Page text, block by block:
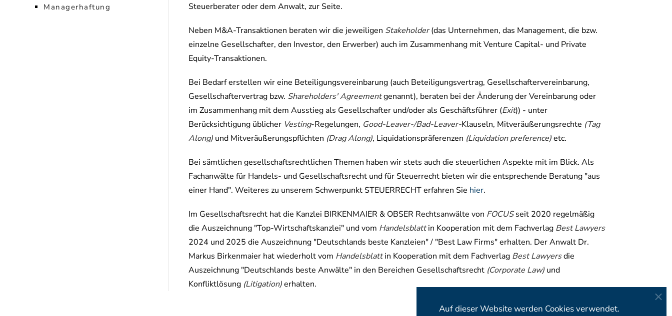
Auf dieser Website werden Cookies verwendet.
Managerhaftung
Steuerberater oder dem Anwalt, zur Seite.
Neben M&A-Transaktionen beraten wir die jeweiligen Stakeholder(das Unternehmen, das Management, die bzw.
einzelne Gesellschafter, den Investor, den Erwerber) auch im Zusammenhang mit Venture Capital- und Private
Equity-Transaktionen.
Bei Bedarf erstellen wir eine Beteiligungsvereinbarung (auch Beteiligungsvertrag, Gesellschaftervereinbarung,
Gesellschaftervertrag bzw. Shareholders' Agreementgenannt), beraten bei der Änderung der Vereinbarung oder
im Zusammenhang mit dem Ausstieg als Gesellschafter und/oder als Geschäftsführer (Exit)) - unter
Berücksichtigung üblicher Vesting-Regelungen, Good-Leaver-/Bad-Leaver-Klauseln, Mitveräußerungsrechte (Tag
Along) und Mitveräußerungspflichten (Drag Along), Liquidationspräferenzen (Liquidation preference)etc.
Bei sämtlichen gesellschaftsrechtlichen Themen haben wir stets auch die steuerlichen Aspekte mit im Blick. Als
Fachanwälte für Handels- und Gesellschaftsrecht und für Steuerrecht bieten wir die entsprechende Beratung "aus
einer Hand". Weiteres zu unserem Schwerpunkt STEUERRECHT erfahren Sie hier.
Im Gesellschaftsrecht hat die Kanzlei BIRKENMAIER & OBSER Rechtsanwälte von FOCUSseit 2020 regelmäßig
die Auszeichnung "Top-Wirtschaftskanzlei" und vom Handelsblattin Kooperation mit dem Fachverlag Best Lawyers
2024 und 2025 die Auszeichnung "Deutschlands beste Kanzleien" / "Best Law Firms" erhalten. Der Anwalt Dr.
Markus Birkenmaier hat wiederholt vom Handelsblattin Kooperation mit dem Fachverlag Best Lawyersdie
Auszeichnung "Deutschlands beste Anwälte" in den Bereichen Gesellschaftsrecht (Corporate Law) und
Konfliktlösung (Litigation)erhalten.